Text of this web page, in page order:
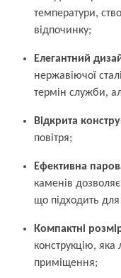
температури,
відпочинку;
Елегантний
нержавіючої
термін служби,
Відкрита
повітря;
Ефективна
каменів
що підходить
Компактні
конструкцію, яка
приміщення;